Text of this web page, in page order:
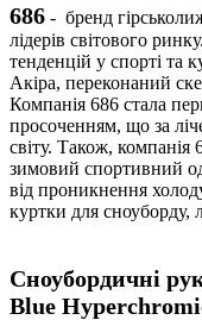
686 - бренд
лідерів світового
тенденцій у спорті та
Акіра, переконаний
Компанія 686 стала
просоченням, що за
світу. Також,
зимовий спортивний
від проникнення
куртки для сноуборду,
Сноубордичні
Blue